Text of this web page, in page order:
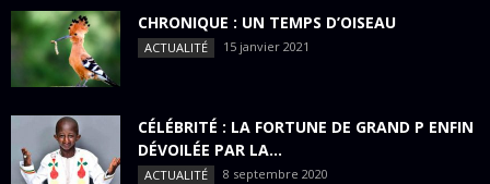
CHRONIQUE : UN TEMPS D’OISEAU
ACTUALITÉ 15 janvier 2021
CÉLÉBRITÉ : LA FORTUNE DE GRAND P ENFIN
DÉVOILÉE PAR LA...
ACTUALITÉ 8 septembre 2020